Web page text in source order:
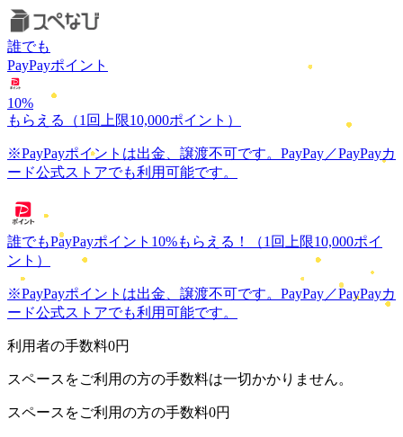
誰でも
PayPayポイント
10%
もらえる
（1回上限10,000ポイント）
※PayPayポイントは出金、譲渡不可です。PayPay／PayPayカ
ード公式ストアでも利用可能です。
誰でもPayPayポイント 10%もらえる！
（1回上限10,000ポイ
ント）
※PayPayポイントは出金、譲渡不可です。PayPay／PayPayカ
ード公式ストアでも利用可能です。
利用者の手数料0円
スペースをご利用の方の手数料は一切かかりません。
スペースをご利用の方の手数料0円